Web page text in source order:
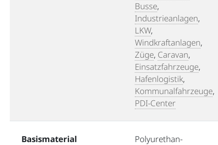
Busse,
Industrieanlagen,
LKW,
Windkraftanlagen,
Züge, Caravan,
Einsatzfahrzeuge,
Hafenlogistik,
Kommunalfahrzeuge,
PDI-Center
Basismaterial
Polyurethan-